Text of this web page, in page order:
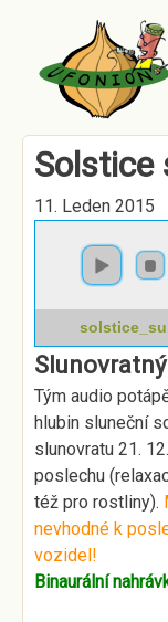
Solstice
11. Leden 2015
Tým audio
hlubin sluneční
slunovratu 21.
poslechu
též pro rostliny).
nevhodné k
vozidel!
Binaurální